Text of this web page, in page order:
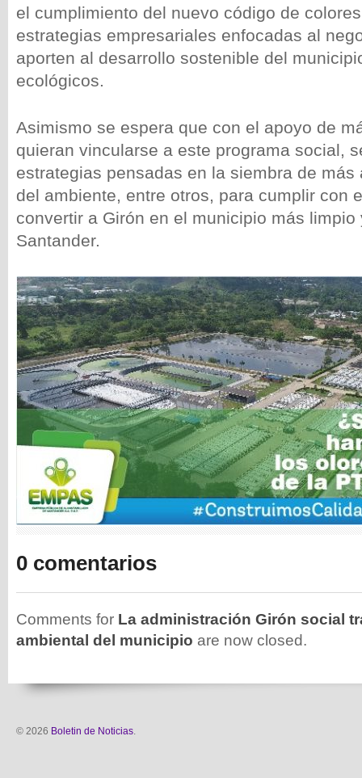
el cumplimiento del nuevo código de
estrategias empresariales enfocadas al
aporten al desarrollo sostenible del
ecológicos.
Asimismo se espera que con el apoyo de
quieran vincularse a este programa social,
estrategias pensadas en la siembra de más
del ambiente, entre otros, para cumplir con
convertir a Girón en el municipio más limpio
Santander.
0 comentarios
Comments for La administración Girón social
ambiental del municipio are now closed.
© 2026 Boletin de Noticias.